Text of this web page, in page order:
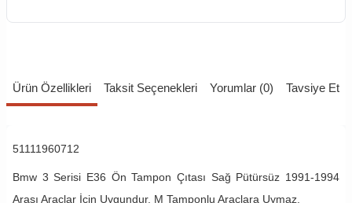
Ürün Özellikleri Taksit Seçenekleri Yorumlar (0) Tavsiye Et
51111960712
Bmw 3 Serisi E36 Ön Tampon Çıtası Sağ Pütürsüz 1991-1994
Arası Araçlar İçin Uygundur. M Tamponlu Araçlara Uymaz.